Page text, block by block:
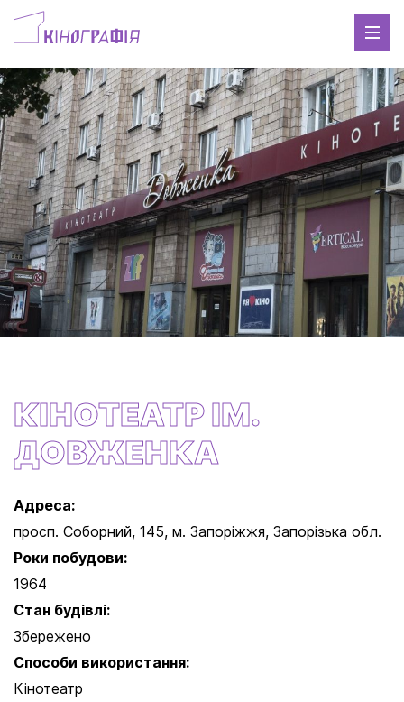
КІНОТЕАТР ІМ.
ДОВЖЕНКА
Адреса:
просп. Соборний, 145, м. Запоріжжя, Запорізька обл.
Роки побудови:
1964
Стан будівлі:
Збережено
Способи використання:
Кінотеатр